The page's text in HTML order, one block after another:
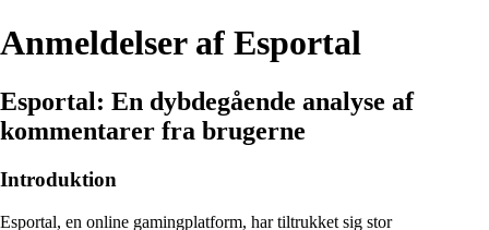
Anmeldelser af Esportal
Esportal: En dybdegående analyse af
kommentarer fra brugerne
Introduktion
Esportal, en online gamingplatform, har tiltrukket sig stor